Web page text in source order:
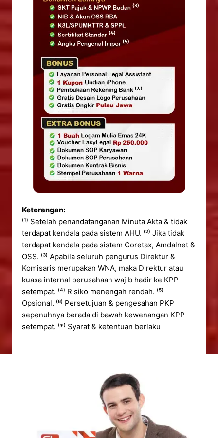
Keterangan:
⁽¹⁾ Setelah penandatanganan Minuta Akta & tidak
terdapat kendala pada sistem AHU. ⁽²⁾ Jika tidak
terdapat kendala pada sistem Coretax, Amdalnet &
OSS. ⁽³⁾ Apabila seluruh pengurus Direktur &
Komisaris merupakan WNA, maka Direktur atau
kuasa internal perusahaan wajib hadir ke KPP
setempat. ⁽⁴⁾ Risiko menengah rendah. ⁽⁵⁾
Opsional. ⁽⁶⁾ Persetujuan & pengesahan PKP
sepenuhnya berada di bawah kewenangan KPP
setempat. ⁽*⁾ Syarat & ketentuan berlaku